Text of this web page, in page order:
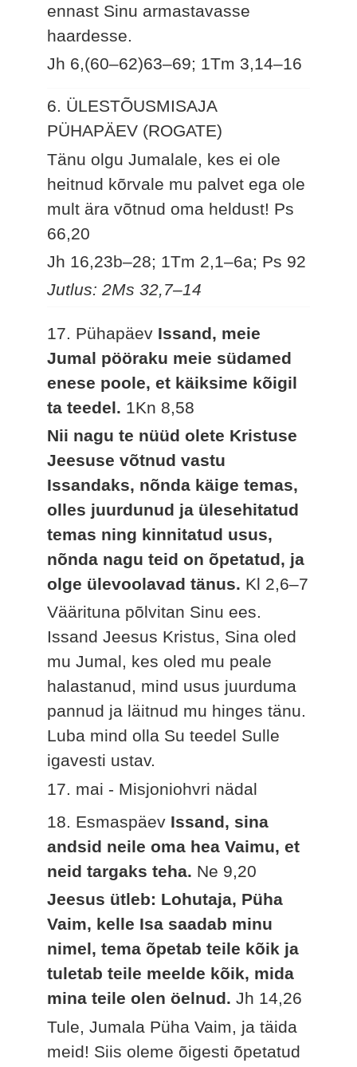
ennast Sinu armastavasse
haardesse.
Jh 6,(60–62)63–69; 1Tm 3,14–16
6. ÜLESTÕUSMISAJA
PÜHAPÄEV (ROGATE)
Tänu olgu Jumalale, kes ei ole
heitnud kõrvale mu palvet ega ole
mult ära võtnud oma heldust! Ps
66,20
Jh 16,23b–28; 1Tm 2,1–6a; Ps 92
Jutlus: 2Ms 32,7–14
17. Pühapäev Issand, meie
Jumal pööraku meie südamed
enese poole, et käiksime kõigil
ta teedel. 1Kn 8,58
Nii nagu te nüüd olete Kristuse
Jeesuse võtnud vastu
Issandaks, nõnda käige temas,
olles juurdunud ja ülesehitatud
temas ning kinnitatud usus,
nõnda nagu teid on õpetatud, ja
olge ülevoolavad tänus. Kl 2,6–7
Väärituna põlvitan Sinu ees.
Issand Jeesus Kristus, Sina oled
mu Jumal, kes oled mu peale
halastanud, mind usus juurduma
pannud ja läitnud mu hinges tänu.
Luba mind olla Su teedel Sulle
igavesti ustav.
17. mai - Misjoniohvri nädal
18. Esmaspäev Issand, sina
andsid neile oma hea Vaimu, et
neid targaks teha. Ne 9,20
Jeesus ütleb: Lohutaja, Püha
Vaim, kelle Isa saadab minu
nimel, tema õpetab teile kõik ja
tuletab teile meelde kõik, mida
mina teile olen öelnud.Jh 14,26
Tule, Jumala Püha Vaim, ja täida
meid! Siis oleme õigesti õpetatud